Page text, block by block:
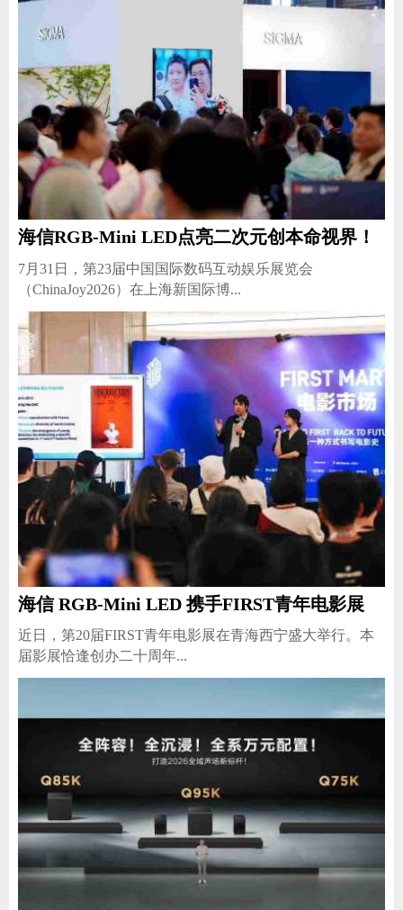
海信RGB-Mini LED点亮二次元创本命视界！
7月31日，第23届中国国际数码互动娱乐展览会
（ChinaJoy2026）在上海新国际博...
海信 RGB-Mini LED 携手FIRST青年电影展
近日，第20届FIRST青年电影展在青海西宁盛大举行。本
届影展恰逢创办二十周年...